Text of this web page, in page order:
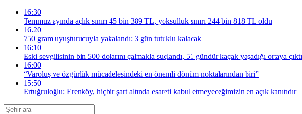
16:30
Temmuz ayında açlık sınırı 45 bin 389 TL, yoksulluk sınırı 244 bin 818 TL oldu
16:20
750 gram uyuşturucuyla yakalandı: 3 gün tutuklu kalacak
16:10
Eski sevgilisinin bin 500 dolarını çalmakla suçlandı, 51 gündür kaçak yaşadığı ortaya çıktı
16:00
“Varoluş ve özgürlük mücadelesindeki en önemli dönüm noktalarından biri”
15:50
Ertuğruloğlu: Erenköy, hiçbir şart altında esareti kabul etmeyeceğimizin en açık kanıtıdır